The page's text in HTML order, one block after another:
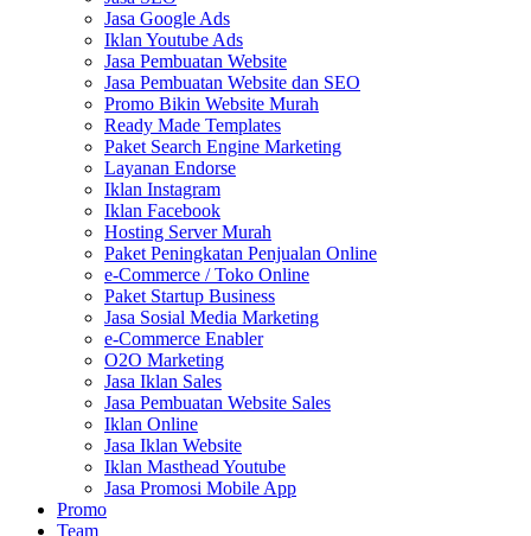
Jasa Google Ads
Iklan Youtube Ads
Jasa Pembuatan Website
Jasa Pembuatan Website dan SEO
Promo Bikin Website Murah
Ready Made Templates
Paket Search Engine Marketing
Layanan Endorse
Iklan Instagram
Iklan Facebook
Hosting Server Murah
Paket Peningkatan Penjualan Online
e-Commerce / Toko Online
Paket Startup Business
Jasa Sosial Media Marketing
e-Commerce Enabler
O2O Marketing
Jasa Iklan Sales
Jasa Pembuatan Website Sales
Iklan Online
Jasa Iklan Website
Iklan Masthead Youtube
Jasa Promosi Mobile App
Promo
Team